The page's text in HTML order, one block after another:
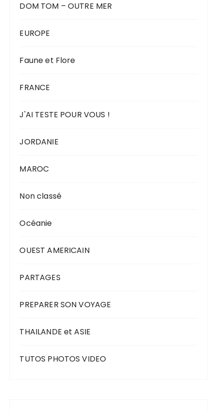
DOM TOM – OUTRE MER
EUROPE
Faune et Flore
FRANCE
J'AI TESTE POUR VOUS !
JORDANIE
MAROC
Non classé
Océanie
OUEST AMERICAIN
PARTAGES
PREPARER SON VOYAGE
THAILANDE et ASIE
TUTOS PHOTOS VIDEO